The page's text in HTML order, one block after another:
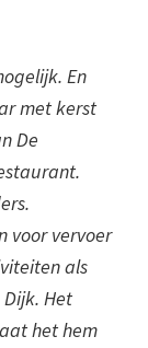
En
met kerst
De
voor vervoer
als
Het
het hem